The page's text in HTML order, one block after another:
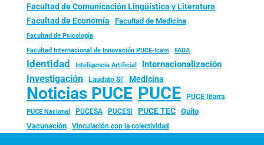
Facultad de Comunicación Lingüística y Literatura
Facultad de Economía Facultad de Medicina
Facultad de Psicología
Facultad Internacional de Innovación PUCE-Icam FADA
Identidad Inteligencia Artificial Internacionalización
Investigación Laudato Si’ Medicina
Noticias PUCE PUCE PUCE Ibarra
PUCE Nacional PUCESA PUCESI PUCE TEC
Quito
Vacunación
Vinculación con la colectividad